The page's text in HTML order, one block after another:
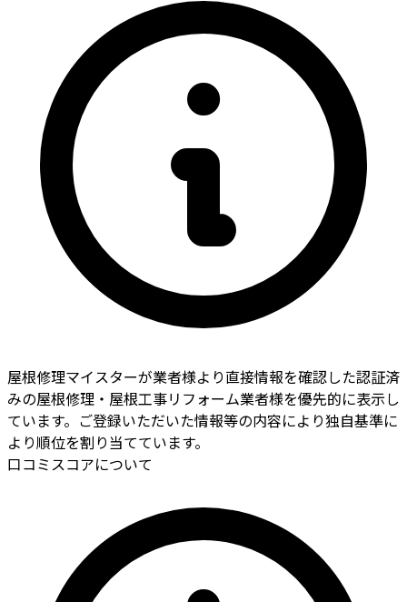
屋根修理マイスターが業者様より直接情報を確認した認証済
みの屋根修理・屋根工事リフォーム業者様を優先的に表示し
ています。ご登録いただいた情報等の内容により独自基準に
より順位を割り当てています。
口コミスコアについて